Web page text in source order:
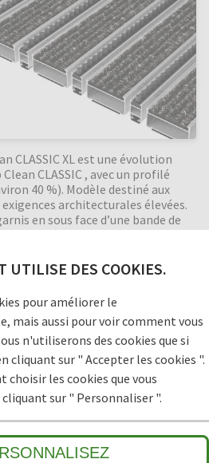
UTILISE DES COOKIES.
pour améliorer le
mais aussi pour voir comment vous
n'utiliserons des cookies que si
cliquant sur " Accepter les cookies ".
choisir les cookies que vous
sur " Personnaliser ".
CLASSIC XL est une évolution
CLASSIC , avec un profilé
40 %). Modèle destiné aux
architecturales élevées.
en sous face d’une bande de
bien à plat sur le sol ce qui
élimination des saletés et une